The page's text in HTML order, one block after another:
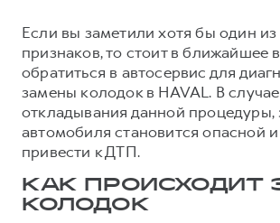
Если вы заметили хотя бы один из
признаков, то стоит в ближайшее
обратиться в автосервис для
замены колодок в HAVAL. В случае
откладывания данной процедуры,
автомобиля становится опасной
привести к ДТП.
КАК ПРОИСХОДИТ
КОЛОДОК